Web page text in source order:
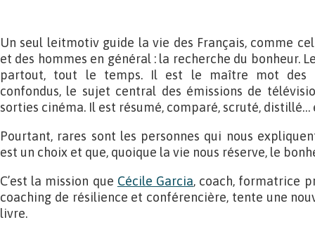
Un seul leitmotiv guide la vie des Français, comme
et des hommes en général : la recherche du bonheur.
partout, tout le temps. Il est le maître mot des
confondus, le sujet central des émissions de
sorties cinéma. Il est résumé, comparé, scruté,
Pourtant, rares sont les personnes qui nous
est un choix et que, quoique la vie nous réserve, le
C’est la mission que Cécile Garcia, coach, formatrice
coaching de résilience et conférencière, tente une
livre.